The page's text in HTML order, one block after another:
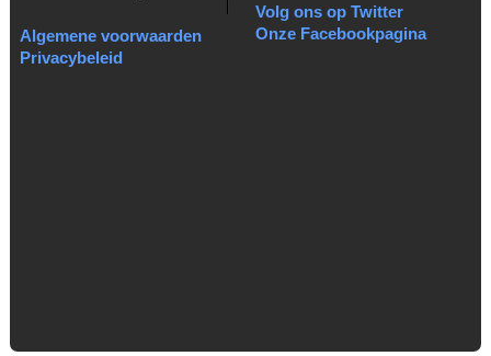
Algemene voorwaarden
Privacybeleid
Volg ons op Twitter
Onze Facebookpagina